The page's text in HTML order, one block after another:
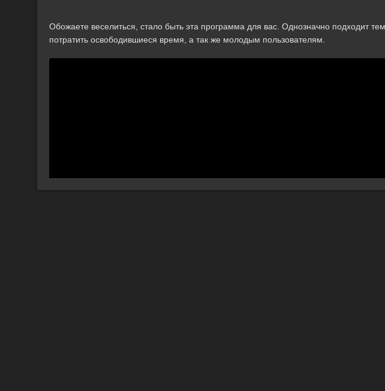
Обожаете веселиться, стало быть эта программа для вас. Однозначно подходит
потратить освободившиеся время, а так же молодым пользователям.